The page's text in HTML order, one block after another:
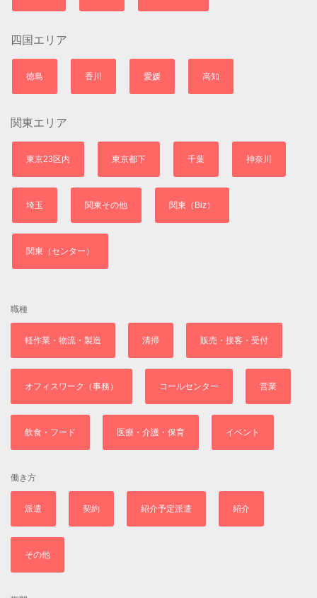
四国エリア
徳島 香川 愛媛 高知
関東エリア
東京23区内 東京都下 千葉 神奈川
埼玉 関東その他 関東（Biz）
関東（センター）
職種
軽作業・物流・製造 清掃 販売・接客・受付
オフィスワーク（事務） コールセンター 営業
飲食・フード 医療・介護・保育 イベント
働き方
派遣 契約 紹介予定派遣 紹介
その他